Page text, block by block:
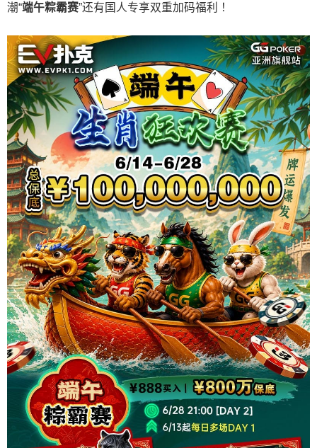
潮“端午粽霸赛”还有国人专享双重加码福利！